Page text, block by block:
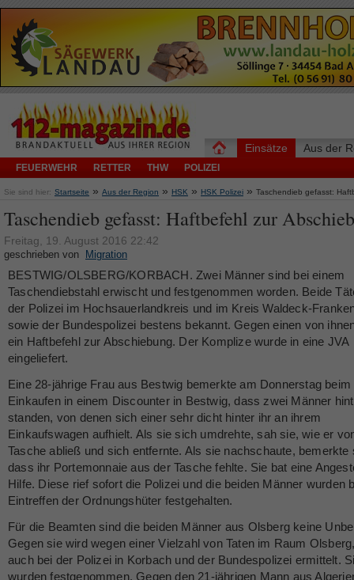
Einsätze
FEUERWEHR RETTER THW POLIZEI
Aus der
Sie sind hier: Startseite » Aus der Region » HSK » HSK Polizei » Taschendieb gefasst:
Taschendieb gefasst: Haftbefehl zur
Freitag, 19. August 2016 22:42
geschrieben von Migration
BESTWIG/OLSBERG/KORBACH. Zwei Männer sind bei einem
Taschendiebstahl erwischt und festgenommen worden. Beide
der Polizei im Hochsauerlandkreis und im Kreis Waldeck-
sowie der Bundespolizei bestens bekannt. Gegen einen von
ein Haftbefehl zur Abschiebung. Der Komplize wurde in eine JVA
eingeliefert.
Eine 28-jährige Frau aus Bestwig bemerkte am Donnerstag beim
Einkaufen in einem Discounter in Bestwig, dass zwei Männer
standen, von denen sich einer sehr dicht hinter ihr an ihrem
Einkaufswagen aufhielt. Als sie sich umdrehte, sah sie, wie er
Tasche abließ und sich entfernte. Als sie nachschaute, bemerkte
dass ihr Portemonnaie aus der Tasche fehlte. Sie bat eine
Hilfe. Diese rief sofort die Polizei und die beiden Männer wurden
Eintreffen der Ordnungshüter festgehalten.
Für die Beamten sind die beiden Männer aus Olsberg keine
Gegen sie wird wegen einer Vielzahl von Taten im Raum
auch bei der Polizei in Korbach und der Bundespolizei ermittelt.
wurden festgenommen. Gegen den 21-jährigen Mann aus